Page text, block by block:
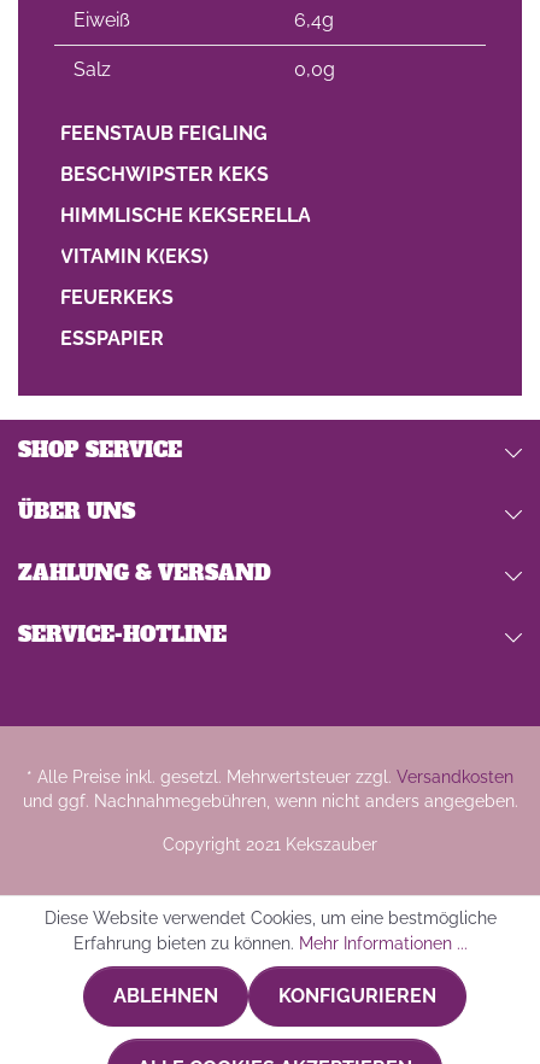
Eiweiß 6,4g
Salz 0,0g
FEENSTAUB FEIGLING
BESCHWIPSTER KEKS
HIMMLISCHE KEKSERELLA
VITAMIN K(EKS)
FEUERKEKS
ESSPAPIER
SERVICE-HOTLINE
SHOP SERVICE
ÜBER UNS
ZAHLUNG & VERSAND
* Alle Preise inkl. gesetzl. Mehrwertsteuer zzgl. Versandkosten
und ggf. Nachnahmegebühren, wenn nicht anders angegeben.
Copyright 2021 Kekszauber
Diese Website verwendet Cookies, um eine bestmögliche
Erfahrung bieten zu können. Mehr Informationen ...
ABLEHNEN KONFIGURIEREN